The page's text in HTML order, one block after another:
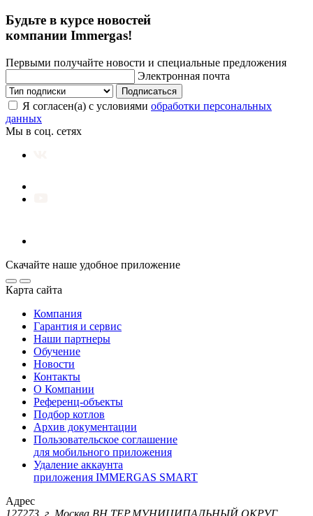
Будьте в курсе новостей
компании Immergas!
Первыми получайте новости и специальные предложения
Электронная почта
Подписаться
Я согласен(а) с условиями обработки персональных
данных
Мы в соц. сетях
Скачайте наше удобное приложение
Карта сайта
Компания
Гарантия и сервис
Наши партнеры
Обучение
Новости
Контакты
О Компании
Референц-объекты
Подбор котлов
Архив документации
Пользовательское соглашение
для мобильного приложения
Удаление аккаунта
приложения IMMERGAS SMART
Адрес
127273, г. Москва ВН.ТЕР.МУНИЦИПАЛЬНЫЙ ОКРУГ